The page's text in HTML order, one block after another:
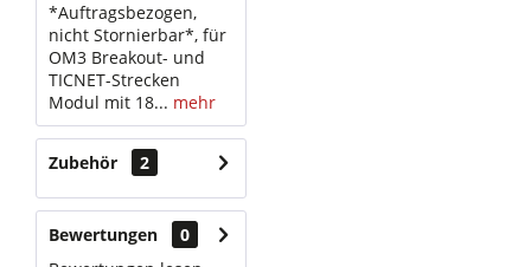
*Auftragsbezogen,
nicht Stornierbar*, für
OM3 Breakout- und
TICNET-Strecken
Modul mit 18... mehr
Zubehör 2
Bewertungen
0